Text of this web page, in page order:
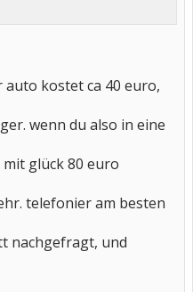
kostet ca 40 euro,
wenn du also in eine
glück 80 euro
telefonier am besten
nachgefragt, und